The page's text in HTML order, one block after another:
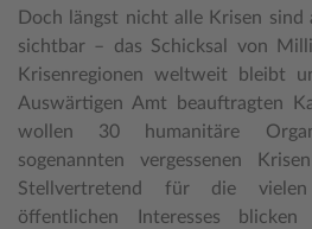
Doch längst nicht alle Krisen sind
sichtbar – das Schicksal von
Krisenregionen weltweit bleibt
Auswärtigen Amt beauftragten
wollen 30 humanitäre
sogenannten vergessenen
Stellvertretend für die
öffentlichen Interesses